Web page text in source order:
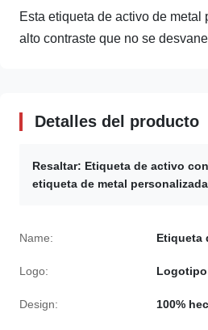
Esta etiqueta de activo de
alto contraste que no se
Detalles del producto
Resaltar: Etiqueta de activo
etiqueta de metal
Name: Etiqueta
Logo:
Design: 100%